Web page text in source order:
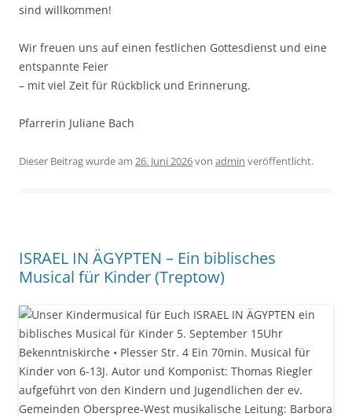
sind willkommen!
Wir freuen uns auf einen festlichen Gottesdienst und eine
entspannte Feier
– mit viel Zeit für Rückblick und Erinnerung.
Pfarrerin Juliane Bach
Dieser Beitrag wurde am 26. Juni 2026von admin veröffentlicht.
ISRAEL IN ÄGYPTEN – Ein biblisches
Musical für Kinder (Treptow)